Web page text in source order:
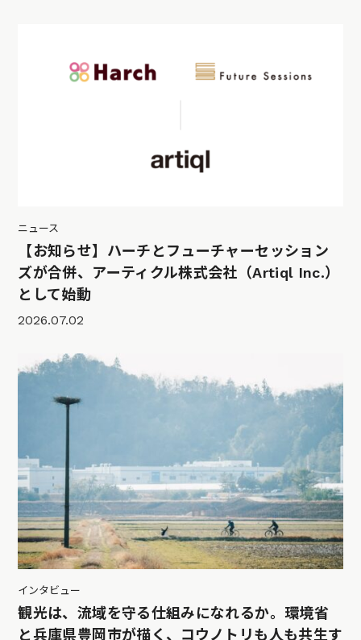
ニュース
【お知らせ】ハーチとフューチャーセッション
ズが合併、アーティクル株式会社（Artiql Inc.）
として始動
2026.07.02
インタビュー
観光は、流域を守る仕組みになれるか。環境省
と兵庫県豊岡市が描く、コウノトリも人も共生す